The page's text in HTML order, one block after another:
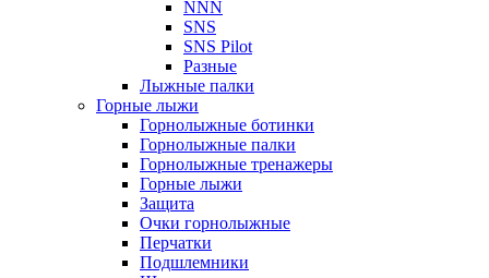
NNN
SNS
SNS Pilot
Разные
Лыжные палки
Горные лыжи
Горнoлыжные ботинки
Горнолыжные палки
Горнолыжные тренажеры
Горные лыжи
Защита
Очки горнолыжные
Перчатки
Подшлемники